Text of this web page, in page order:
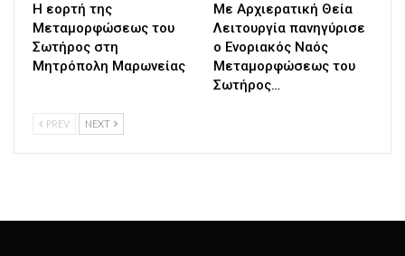
Η εορτή της
Μεταμορφώσεως του
Σωτήρος στη
Μητρόπολη Μαρωνείας
Με Αρχιερατική Θεία
Λειτουργία πανηγύρισε
ο Ενοριακός Ναός
Μεταμορφώσεως του
Σωτήρος…
PREV NEXT